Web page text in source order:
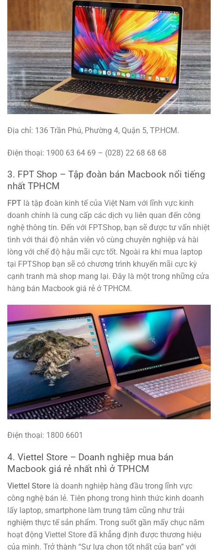
Địa chỉ: 136 Trần Phú, Phường 4, Quận 5, TP.HCM.
Điện thoại: 1900 63 64 69 – (028) 22 68 68 68
3. FPT Shop – Tập đoàn bán Macbook nổi tiếng
nhất TPHCM
FPT là tập đoàn kinh tế của Việt Nam với lĩnh vực kinh
doanh chính là cung cấp các dịch vụ liên quan đến công
nghệ thông tin. Đến với FPTShop, bạn sẽ được tư vấn nhiệt
tình với thái độ nhân viên vô cùng chuyên nghiệp và hài
lòng với chế độ hậu mãi cực tốt. Ngoài ra khi mua laptop
tại FPTShop bạn sẽ có chương trình khuyến mãi cực kỳ
cạnh tranh mà shop mang lại. Đây là một trong những cửa
hàng bán Macbook giá rẻ ở TPHCM.
Điện thoại: 1800 6601
4. Viettel Store – Doanh nghiệp mua bán
Macbook giá rẻ nhất nhì ở TPHCM
Viettel Store là doanh nghiệp hàng đầu trong lĩnh vực
công nghệ bán lẻ. Tiên phong trong hình thức kinh doanh
lấy laptop, smartphone làm trung tâm cũng như trải
nghiệm thực tế sản phẩm. Trong suốt gần mấy chục năm
hoạt động Viettel Store đã khẳng định được thương hiệu
của mình. Trở thành “Sự lựa chọn tốt nhất của bạn” với